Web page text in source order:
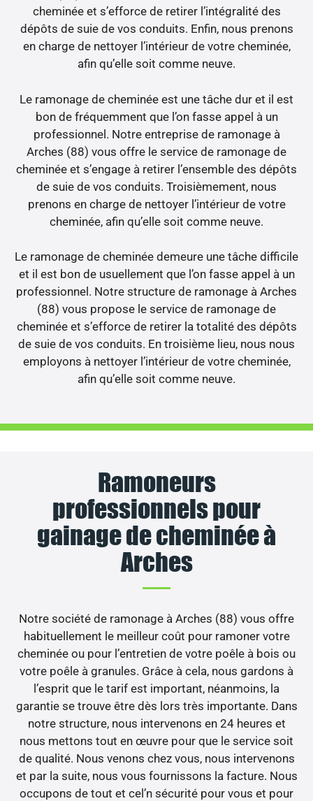
cheminée et s’efforce de retirer l’intégralité des
dépôts de suie de vos conduits. Enfin, nous prenons
en charge de nettoyer l’intérieur de votre cheminée,
afin qu’elle soit comme neuve.
Le ramonage de cheminée est une tâche dur et il est
bon de fréquemment que l’on fasse appel à un
professionnel. Notre entreprise de ramonage à
Arches (88) vous offre le service de ramonage de
cheminée et s’engage à retirer l’ensemble des dépôts
de suie de vos conduits. Troisièmement, nous
prenons en charge de nettoyer l’intérieur de votre
cheminée, afin qu’elle soit comme neuve.
Le ramonage de cheminée demeure une tâche difficile
et il est bon de usuellement que l’on fasse appel à un
professionnel. Notre structure de ramonage à Arches
(88) vous propose le service de ramonage de
cheminée et s’efforce de retirer la totalité des dépôts
de suie de vos conduits. En troisième lieu, nous nous
employons à nettoyer l’intérieur de votre cheminée,
afin qu’elle soit comme neuve.
Ramoneurs
professionnels pour
gainage de cheminée à
Arches
Notre société de ramonage à Arches (88) vous offre
habituellement le meilleur coût pour ramoner votre
cheminée ou pour l’entretien de votre poêle à bois ou
votre poêle à granules. Grâce à cela, nous gardons à
l’esprit que le tarif est important, néanmoins, la
garantie se trouve être dès lors très importante. Dans
notre structure, nous intervenons en 24 heures et
nous mettons tout en œuvre pour que le service soit
de qualité. Nous venons chez vous, nous intervenons
et par la suite, nous vous fournissons la facture. Nous
occupons de tout et cel’n sécurité pour vous et pour